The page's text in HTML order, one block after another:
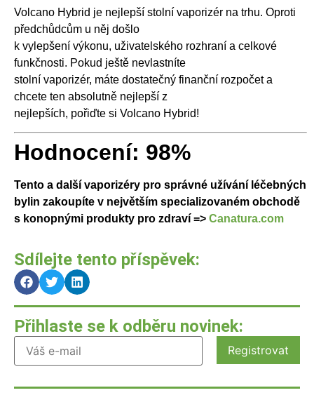
Volcano Hybrid je nejlepší stolní vaporizér na trhu. Oproti
předchůdcům u něj došlo
k vylepšení výkonu, uživatelského rozhraní a celkové
funkčnosti. Pokud ještě nevlastníte
stolní vaporizér, máte dostatečný finanční rozpočet a
chcete ten absolutně nejlepší z
nejlepších, pořiďte si Volcano Hybrid!
Hodnocení: 98%
Tento a další vaporizéry pro správné užívání léčebných
bylin zakoupíte v největším specializovaném obchodě
s konopnými produkty pro zdraví => Canatura.com
Sdílejte tento příspěvek:
Přihlaste se k odběru novinek: